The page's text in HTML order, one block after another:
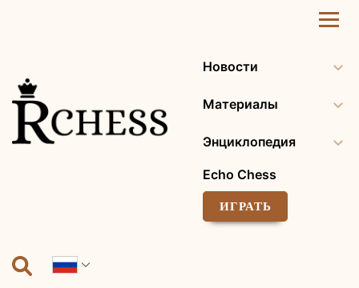
Новости
Материалы
Энциклопедия
Echo Chess
ИГРАТЬ